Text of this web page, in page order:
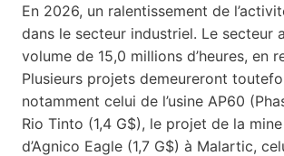
En 2026, un ralentissement de
dans le secteur industriel. Le secteur
volume de 15,0 millions d’heures, en
Plusieurs projets demeureront
notamment celui de l’usine AP60
Rio Tinto (1,4 G$), le projet de la
d’Agnico Eagle (1,7 G$) à Malartic,